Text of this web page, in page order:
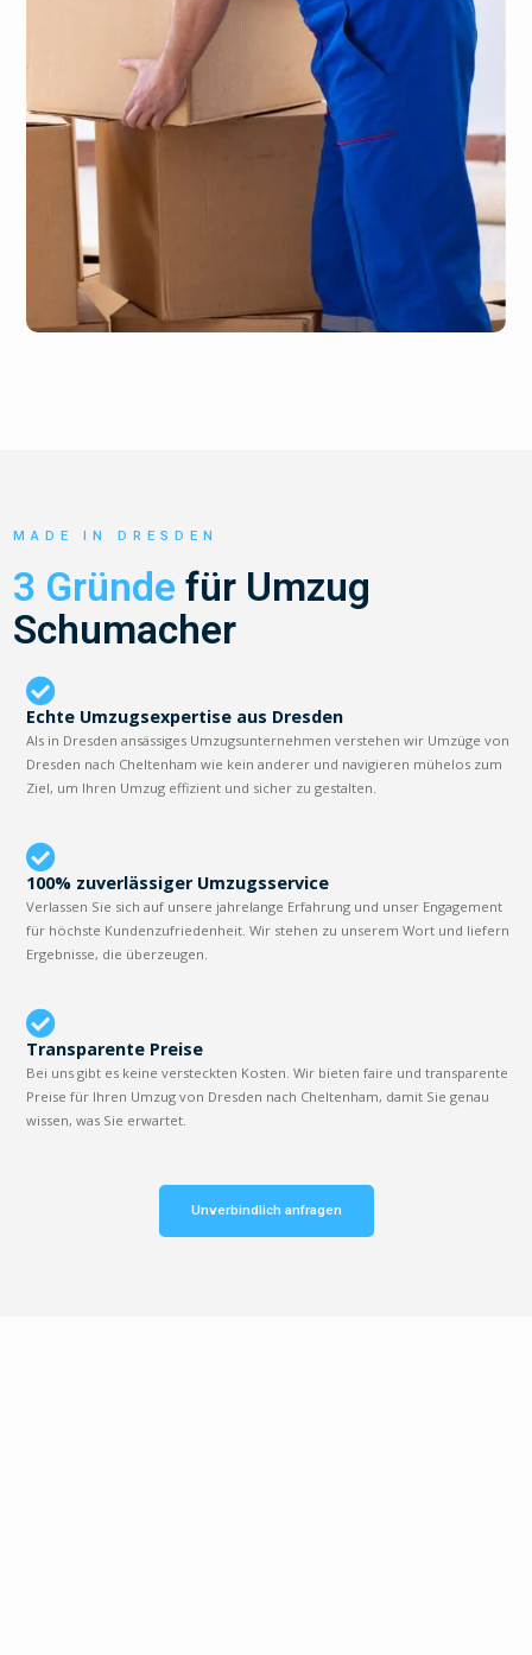
MADE IN DRESDEN
3 Gründe für Umzug
Schumacher
Echte Umzugsexpertise aus Dresden
Als in Dresden ansässiges Umzugsunternehmen verstehen wir Umzüge von
Dresden nach Cheltenham wie kein anderer und navigieren mühelos zum
Ziel, um Ihren Umzug effizient und sicher zu gestalten.
100% zuverlässiger Umzugsservice
Verlassen Sie sich auf unsere jahrelange Erfahrung und unser Engagement
für höchste Kundenzufriedenheit. Wir stehen zu unserem Wort und liefern
Ergebnisse, die überzeugen.
Transparente Preise
Bei uns gibt es keine versteckten Kosten. Wir bieten faire und transparente
Preise für Ihren Umzug von Dresden nach Cheltenham, damit Sie genau
wissen, was Sie erwartet.
Unverbindlich anfragen